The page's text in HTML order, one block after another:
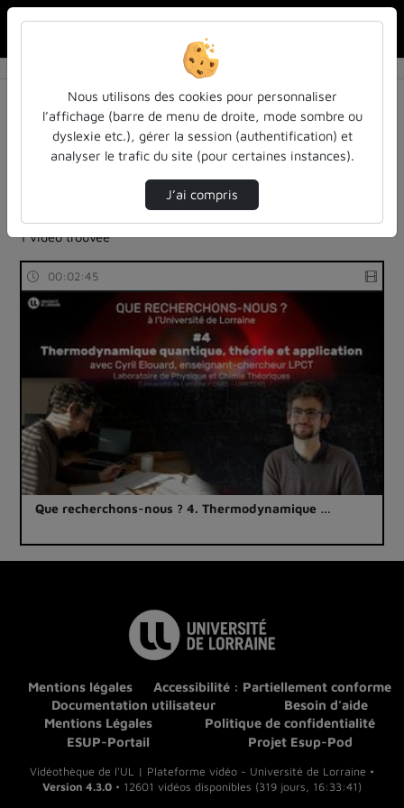
Résultats de la recherche
Filtres actifs (cliquer pour en retirer) :
reportages
sdun-videos-en-ligne
sdun-videos-en-ligne
sdun-videos-en-ligne
sdun-videos-en-ligne
batterie
1 vidéo trouvée
00:02:45
Que recherchons-nous ? 4. Thermodynamique …
Mentions légales
Accessibilité : Partiellement conforme
Documentation utilisateur
Besoin d'aide
Mentions Légales
Politique de confidentialité
ESUP-Portail
Projet Esup-Pod
Vidéothèque de l'UL | Plateforme vidéo - Université de Lorraine •
Version 4.3.0 • 12601 vidéos disponibles (319 jours, 16:33:41)
Nous utilisons des cookies pour personnaliser
l’affichage (barre de menu de droite, mode sombre ou
dyslexie etc.), gérer la session (authentification) et
analyser le trafic du site (pour certaines instances).
J’ai compris